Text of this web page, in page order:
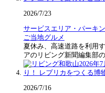
2026/7/23
サービスエリア・パーキ
ご当地グルメ
夏休み、高速道路を利用
アのリビング新聞編集部
2026/7/16